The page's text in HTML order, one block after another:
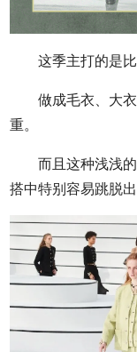
这季主打的是
做成毛衣、大
重。
而且这种浅浅
搭中特别容易跳脱